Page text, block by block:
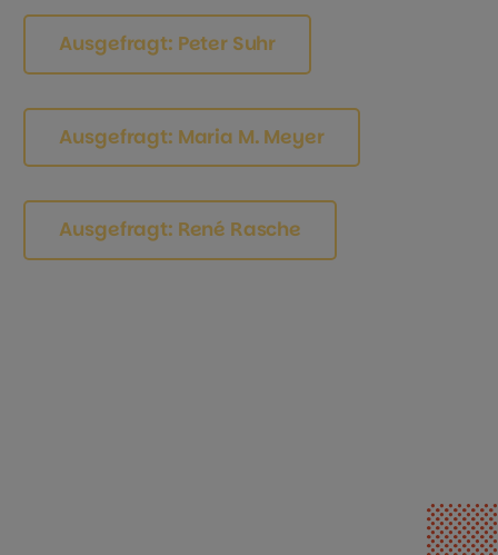
Ausgefragt: Peter Suhr
Ausgefragt: Maria M. Meyer
Ausgefragt: René Rasche